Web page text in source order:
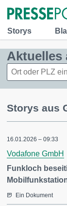
Storys
Aktuelles
Storys aus
16.01.2026 – 09:33
Vodafone GmbH
Funkloch
Ein Dokument